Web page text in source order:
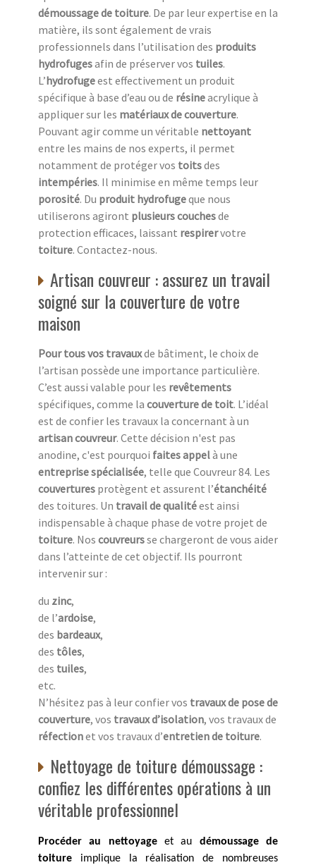
démoussage de toiture. De par leur expertise en la
matière, ils sont également de vrais
professionnels dans l’utilisation des produits
hydrofugesafin de préserver vos tuiles.
L’hydrofugeest effectivement un produit
spécifique à base d’eau ou de résineacrylique à
appliquer sur les matériaux de couverture.
Pouvant agir comme un véritable nettoyant
entre les mains de nos experts, il permet
notamment de protéger vos toitsdes
intempéries. Il minimise en même temps leur
porosité. Du produit hydrofugeque nous
utiliserons agiront plusieurs couchesde
protection efficaces, laissant respirervotre
toiture. Contactez-nous.
Artisan couvreur : assurez un travail
soigné sur la couverture de votre
maison
Pour tous vos travauxde bâtiment, le choix de
l’artisan possède une importance particulière.
C’est aussi valable pour les revêtements
spécifiques, comme la couverture de toit. L’idéal
est de confier les travaux la concernant à un
artisan couvreur. Cette décision n'est pas
anodine, c'est pourquoi faites appelà une
entreprise spécialisée, telle que Couvreur 84. Les
couvertures protègent et assurent l’étanchéité
des toitures. Un travail de qualitéest ainsi
indispensable à chaque phase de votre projet de
toiture. Nos couvreursse chargeront de vous aider
dans l’atteinte de cet objectif. Ils pourront
intervenir sur :
du zinc,
de l’ardoise,
des bardeaux,
des tôles,
des tuiles,
etc.
N’hésitez pas à leur confier vos travaux de pose de
couverture, vos travaux d’isolation, vos travaux de
réfectionet vos travaux d’entretien de toiture.
Nettoyage de toiture démoussage :
confiez les différentes opérations à un
véritable professionnel
Procéder au nettoyageet au démoussage de
toiture implique la réalisation de nombreuses